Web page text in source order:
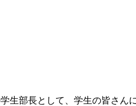
生部長として、学生の皆さん